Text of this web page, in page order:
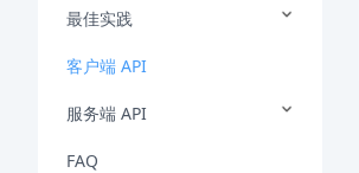
最佳实践
客户端 API
服务端 API
FAQ